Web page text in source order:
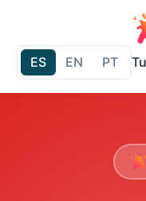
ES EN PT